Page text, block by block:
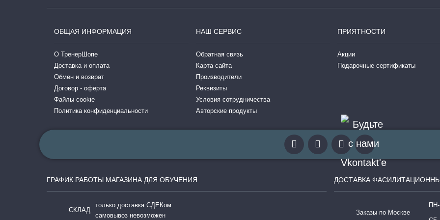
ОБЩАЯ ИНФОРМАЦИЯ
О ТренерШопе
Доставка и оплата
Обмен и возврат
Договор - оферта
Файлы cookie
Политика конфиденциальности
НАШ СЕРВИС
Обратная связь
Карта сайта
Производители
Реквизиты
Условия сотрудничества
Авторские продукты
ПРИЯТНОСТИ
Акции
Подарочные сертификаты
ГРАФИК РАБОТЫ МАГАЗИНА ДЛЯ ОБУЧЕНИЯ
СКЛАД
только доставка СДЕКом
самовывоз невозможен
ДОСТАВКА
Заказы по Москве